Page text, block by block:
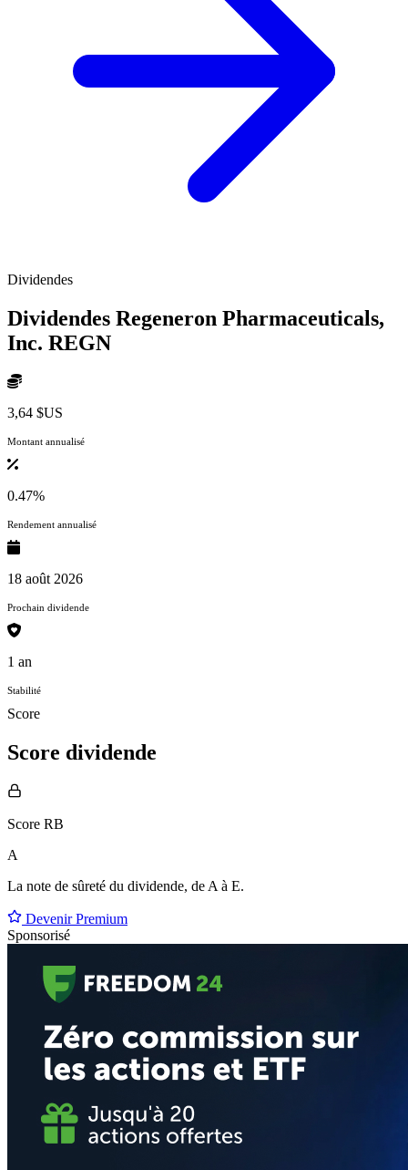
Dividendes
Dividendes Regeneron Pharmaceuticals,
Inc. REGN
3,64 $US
Montant annualisé
0.47%
Rendement annualisé
18 août 2026
Prochain dividende
1 an
Stabilité
Score
Score dividende
Score RB
A
La note de sûreté du dividende, de A à E.
Devenir Premium
Sponsorisé